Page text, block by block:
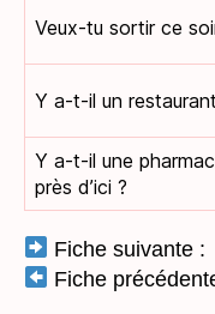
Veux-tu sortir ce
Y a-t-il un
Y a-t-il une
près d’ici ?
Fiche suivante :
Fiche